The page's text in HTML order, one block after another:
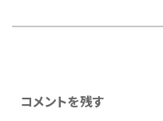
コメントを残す